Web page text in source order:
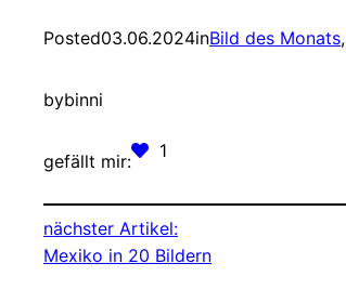
Posted03.06.2024inBild des Monats,
bybinni
gefällt mir: 1
nächster Artikel:
Mexiko in 20 Bildern